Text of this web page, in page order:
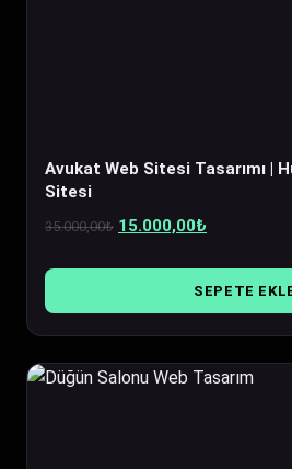
Avukat Web Sitesi Tasarımı |
Sitesi
35.000,00₺ Orijinal
15.000,00₺Şu
SEPETE